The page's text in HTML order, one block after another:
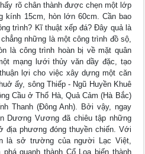
rõ chân thành được chẹn một lớp
kính 15cm, hòn lớn 60cm. Cần bao
trình? Kĩ thuật xếp đá? Đây quả là
những là một công trình đồ sộ,
là công trình hoàn bị về mặt quân
mạng lưới thủy văn dầy đặc, tạo
lợi cho việc xây dựng một căn
ấy, sông Thiếp - Ngũ Huyền Khuê
Cầu ở Thổ Hà, Quả Cảm (Hà Bắc)
Thanh (Đông Anh). Bởi vậy, ngay
Dương Vương đã chiêu tập những
địa phương đóng thuyền chiến. Với
là sở trường của người Lạc Việt,
quanh thành Cổ Loa biến thành